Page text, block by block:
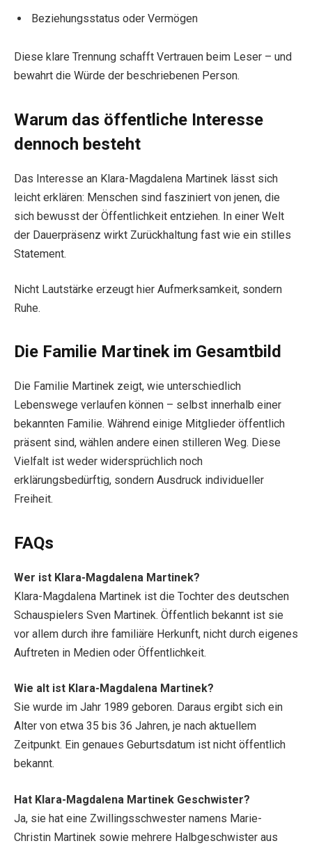
Beziehungsstatus oder Vermögen
Diese klare Trennung schafft Vertrauen beim Leser – und
bewahrt die Würde der beschriebenen Person.
Warum das öffentliche Interesse
dennoch besteht
Das Interesse an Klara-Magdalena Martinek lässt sich
leicht erklären: Menschen sind fasziniert von jenen, die
sich bewusst der Öffentlichkeit entziehen. In einer Welt
der Dauerpräsenz wirkt Zurückhaltung fast wie ein stilles
Statement.
Nicht Lautstärke erzeugt hier Aufmerksamkeit, sondern
Ruhe.
Die Familie Martinek im Gesamtbild
Die Familie Martinek zeigt, wie unterschiedlich
Lebenswege verlaufen können – selbst innerhalb einer
bekannten Familie. Während einige Mitglieder öffentlich
präsent sind, wählen andere einen stilleren Weg. Diese
Vielfalt ist weder widersprüchlich noch
erklärungsbedürftig, sondern Ausdruck individueller
Freiheit.
FAQs
Wer ist Klara-Magdalena Martinek?
Klara-Magdalena Martinek ist die Tochter des deutschen
Schauspielers Sven Martinek. Öffentlich bekannt ist sie
vor allem durch ihre familiäre Herkunft, nicht durch eigenes
Auftreten in Medien oder Öffentlichkeit.
Wie alt ist Klara-Magdalena Martinek?
Sie wurde im Jahr 1989 geboren. Daraus ergibt sich ein
Alter von etwa 35 bis 36 Jahren, je nach aktuellem
Zeitpunkt. Ein genaues Geburtsdatum ist nicht öffentlich
bekannt.
Hat Klara-Magdalena Martinek Geschwister?
Ja, sie hat eine Zwillingsschwester namens Marie-
Christin Martinek sowie mehrere Halbgeschwister aus